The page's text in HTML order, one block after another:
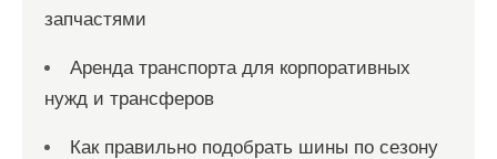
запчастями
Аренда транспорта для корпоративных
нужд и трансферов
Как правильно подобрать шины по сезону